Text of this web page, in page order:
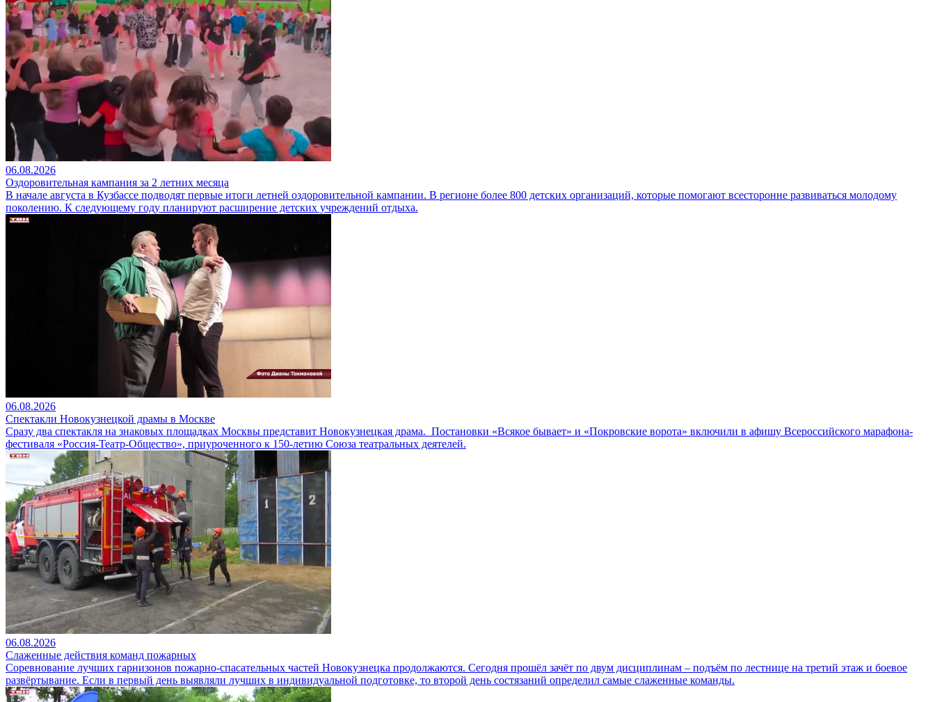
06.08.2026
Оздоровительная кампания за 2 летних месяца
В начале августа в Кузбассе подводят первые итоги летней оздоровительной кампании. В регионе более 800 детских организаций, которые помогают всесторонне развиваться молодому
поколению. К следующему году планируют расширение детских учреждений отдыха.
06.08.2026
Спектакли Новокузнецкой драмы в Москве
Сразу два спектакля на знаковых площадках Москвы представит Новокузнецкая драма. Постановки «Всякое бывает» и «Покровские ворота» включили в афишу Всероссийского марафона-
фестиваля «Россия-Театр-Общество», приуроченного к 150-летию Союза театральных деятелей.
06.08.2026
Слаженные действия команд пожарных
Соревнование лучших гарнизонов пожарно-спасательных частей Новокузнецка продолжаются. Сегодня прошёл зачёт по двум дисциплинам – подъём по лестнице на третий этаж и боевое
развёртывание. Если в первый день выявляли лучших в индивидуальной подготовке, то второй день состязаний определил самые слаженные команды.